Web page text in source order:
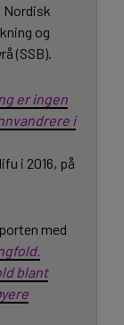
Nordisk
og
(SSB).
er ingen
i
i 2016, på
med
blant